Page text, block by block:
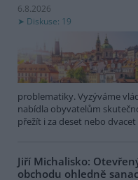
6.8.2026
Diskuse: 19
problematiky. Vyzýváme
nabídla obyvatelům
přežít i za deset nebo dvacet
Jiří Michalisko:
obchodu ohledně